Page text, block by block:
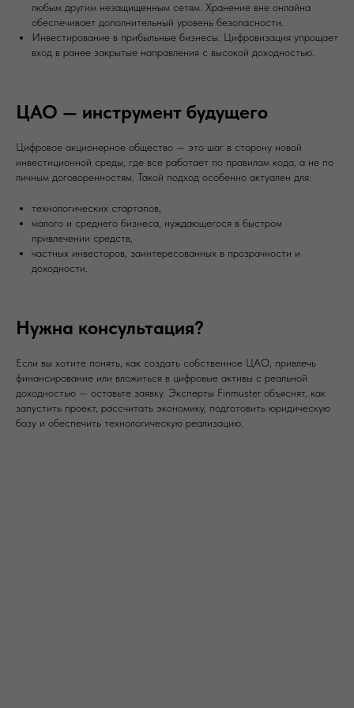
любым другим незащищенным сетям. Хранение вне онлайна
обеспечивает дополнительный уровень безопасности.
Инвестирование в прибыльные бизнесы. Цифровизация упрощает
вход в ранее закрытые направления с высокой доходностью.
ЦАО — инструмент будущего
Цифровое акционерное общество — это шаг в сторону новой
инвестиционной среды, где все работает по правилам кода, а не по
личным договоренностям. Такой подход особенно актуален для:
технологических стартапов,
малого и среднего бизнеса, нуждающегося в быстром
привлечении средств,
частных инвесторов, заинтересованных в прозрачности и
доходности.
Нужна консультация?
Если вы хотите понять, как создать собственное ЦАО, привлечь
финансирование или вложиться в цифровые активы с реальной
доходностью — оставьте заявку. Эксперты Finmuster объяснят, как
запустить проект, рассчитать экономику, подготовить юридическую
базу и обеспечить технологическую реализацию.